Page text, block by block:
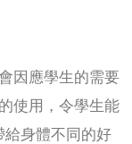
因應學生的需要
使用，令學生能
給身體不同的好